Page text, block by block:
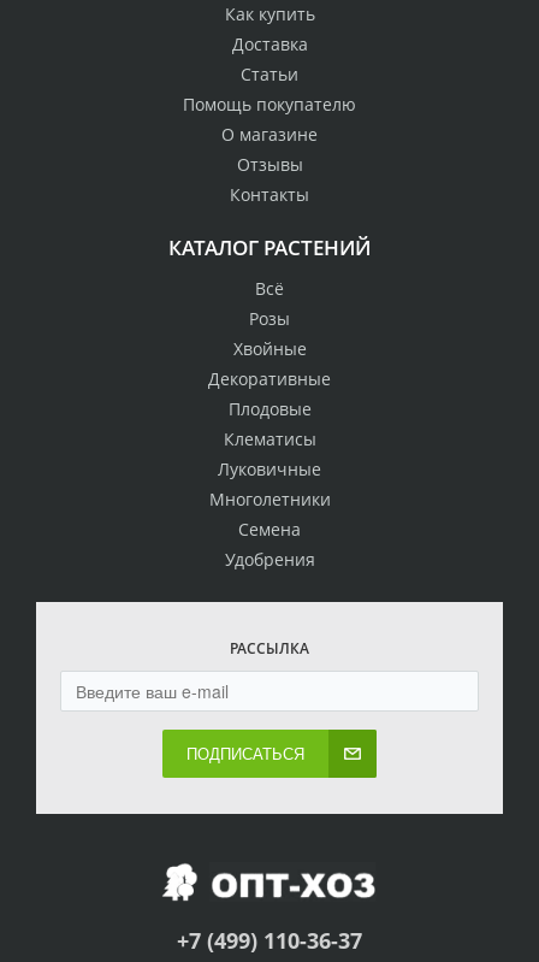
Как купить
Доставка
Статьи
Помощь покупателю
О магазине
Отзывы
Контакты
КАТАЛОГ РАСТЕНИЙ
Всё
Розы
Хвойные
Декоративные
Плодовые
Клематисы
Луковичные
Многолетники
Семена
Удобрения
РАССЫЛКА
ПОДПИСАТЬСЯ
+7 (499) 110-36-37